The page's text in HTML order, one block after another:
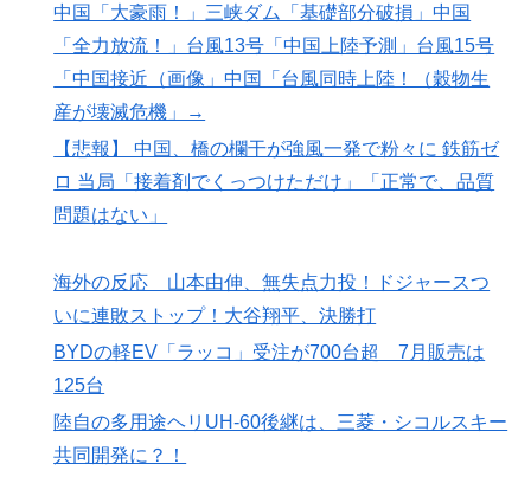
中国「大豪雨！」三峡ダム「基礎部分破損」中国
「全力放流！」台風13号「中国上陸予測」台風15号
「中国接近（画像」中国「台風同時上陸！（穀物生
産が壊滅危機」→
【悲報】 中国、橋の欄干が強風一発で粉々に 鉄筋ゼ
ロ 当局「接着剤でくっつけただけ」「正常で、品質
問題はない」
海外の反応 山本由伸、無失点力投！ドジャースつ
いに連敗ストップ！大谷翔平、決勝打
BYDの軽EV「ラッコ」受注が700台超 7月販売は
125台
陸自の多用途ヘリUH-60後継は、三菱・シコルスキー
共同開発に？！